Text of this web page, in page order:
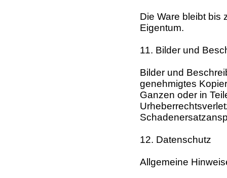
Die Ware bleibt bis
Eigentum.
11. Bilder und
Bilder und
genehmigtes
Ganzen oder in
12. Datenschutz
Allgemeine